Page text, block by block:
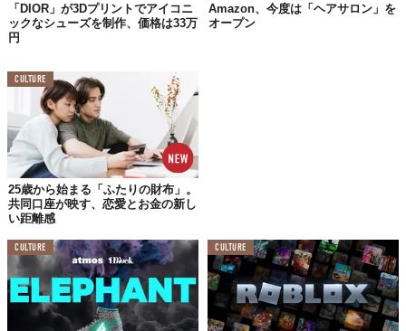
TABI LABO
この世界は、もっと広いはずだ。
「DIOR」が3Dプリントでアイコニ
ックなシューズを制作、価格は33万
円
Amazon、今度は「ヘアサロン」を
オープン
CULTURE
25歳から始まる「ふたりの財布」。
共同口座が映す、恋愛とお金の新し
い距離感
CULTURE CULTURE